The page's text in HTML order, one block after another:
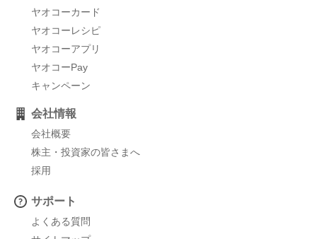
ヤオコーカード
ヤオコーレシピ
ヤオコーアプリ
ヤオコーPay
キャンペーン
会社情報
会社概要
株主・投資家の皆さまへ
採用
サポート
よくある質問